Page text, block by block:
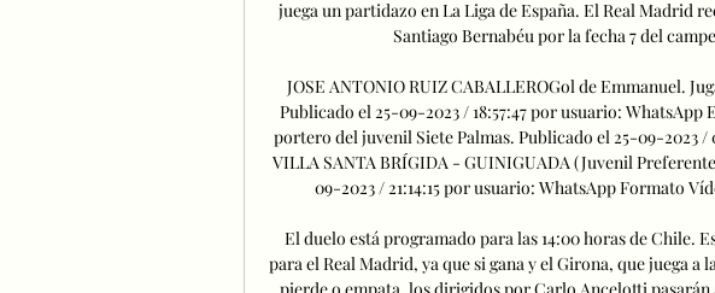
juega un partidazo en La Liga de España. El Real Madrid
Santiago Bernabéu por la fecha 7 del
JOSE ANTONIO RUIZ CABALLEROGol de Emmanuel.
Publicado el 25-09-2023 / 18:57:47 por usuario: WhatsApp
portero del juvenil Siete Palmas. Publicado el 25-09-2023 /
VILLA SANTA BRÍGIDA - GUINIGUADA (Juvenil
09-2023 / 21:14:15 por usuario: WhatsApp Formato
El duelo está programado para las 14:00 horas de Chile.
para el Real Madrid, ya que si gana y el Girona, que juega